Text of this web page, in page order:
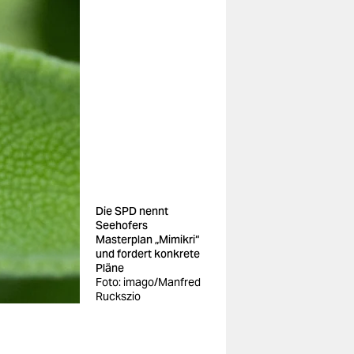
Die SPD nennt
Seehofers
Masterplan „Mimikri“
und fordert konkrete
Pläne
Foto: imago/Manfred
Ruckszio